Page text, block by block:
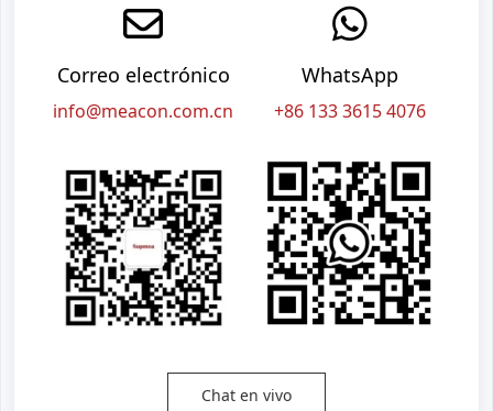
Correo electrónico
info@meacon.com.cn
WhatsApp
+86 133 3615 4076
Chat en vivo